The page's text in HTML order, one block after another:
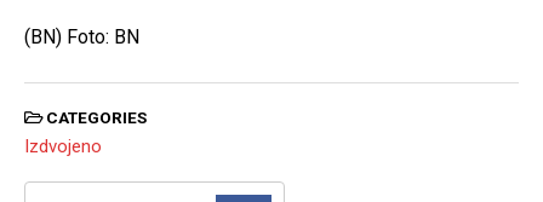
(BN) Foto: BN
CATEGORIES
Izdvojeno